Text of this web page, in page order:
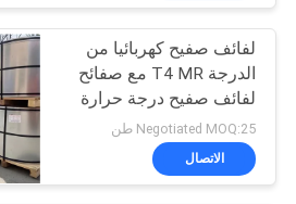
صفيح مطبوع
12
لفائف صفيح كهربائيا من
الدرجة T4 MR مع صفائح
لفائف صفيح درجة حرارة
BA CA SPTE TFS
Negotiated MOQ:25 طن
الاتصال